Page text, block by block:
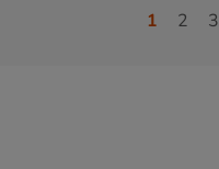
1 2 3